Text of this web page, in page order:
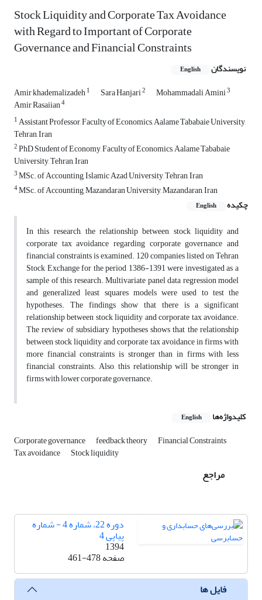
Stock Liquidity and Corporate Tax Avoidance
with Regard to Important of Corporate
Governance and Financial Constraints
نویسندگان English
Amir khademalizadeh1 Sara Hanjari2 Mohammadali Amini3
Amir Rasaiian4
1Assistant Professor, Faculty of Economics, Aalame Tababaie University,
Tehran, Iran
2PhD Student of Economy, Faculty of Economics, Aalame Tababaie
University, Tehran, Iran
3MSc. of Accounting, Islamic Azad University, Tehran, Iran
4MSc. of Accounting, Mazandaran University, Mazandaran, Iran
چکیده
English
In this research, the relationship between stock liquidity and
corporate tax avoidance regarding corporate governance and
financial constraints is examined. 120 companies listed on Tehran
Stock Exchange for the period 1386-1391 were investigated as a
sample of this research. Multivariate panel data regression model
and generalized least squares models were used to test the
hypotheses. The findings show that there is a significant
relationship between stock liquidity and corporate tax avoidance.
The review of subsidiary hypotheses shows that the relationship
between stock liquidity and corporate tax avoidance in firms with
more financial constraints is stronger than in firms with less
financial constraints. Also, this relationship will be stronger in
firms with lower corporate governance.
کلیدواژه‌ها English
Corporate governance feedback theory Financial Constraints
Tax avoidance Stock liquidity
مراجع
دوره 22، شماره 4 - شماره
پیاپی 4
1394
صفحه461-478
فایل ها